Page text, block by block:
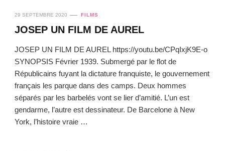
29 SEPTEMBRE 2020 FILMS
JOSEP UN FILM DE AUREL
JOSEP UN FILM DE AUREL https://youtu.be/CPqIxjK9E-o
SYNOPSIS Février 1939. Submergé par le flot de
Républicains fuyant la dictature franquiste, le gouvernement
français les parque dans des camps. Deux hommes
séparés par les barbelés vont se lier d’amitié. L’un est
gendarme, l’autre est dessinateur. De Barcelone à New
York, l’histoire vraie …